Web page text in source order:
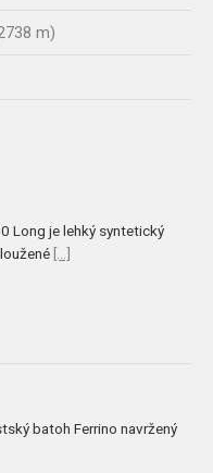
m)
Long je lehký syntetický
[...]
batoh Ferrino navržený